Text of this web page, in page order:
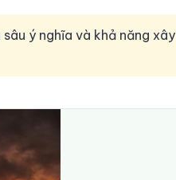
ý nghĩa và khả năng xây